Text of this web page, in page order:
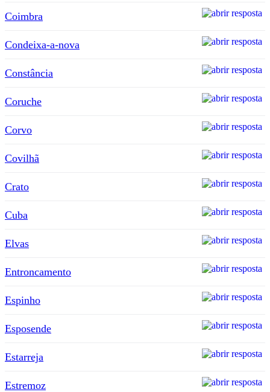
Coimbra
Condeixa-a-nova
Constância
Coruche
Corvo
Covilhã
Crato
Cuba
Elvas
Entroncamento
Espinho
Esposende
Estarreja
Estremoz